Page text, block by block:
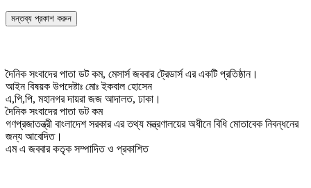
দৈনিক সংবাদের পাতা ডট কম, মেসার্স জববার ট্রেডার্স এর একটি প্রতিষ্ঠান।
আইন বিষয়ক উপদেষ্টাঃ মোঃ ইকবাল হোসেন
এ,পি,পি, মহানগর দায়রা জজ আদালত, ঢাকা।
দৈনিক সংবাদের পাতা ডট কম
গণপ্রজাতন্ত্রী বাংলাদেশ সরকার এর তথ্য মন্ত্রণালয়ের অধীনে বিধি মোতাবেক নিবন্ধনের
জন্য আবেদিত।
এম এ জববার কতৃক সম্পাদিত ও প্রকাশিত